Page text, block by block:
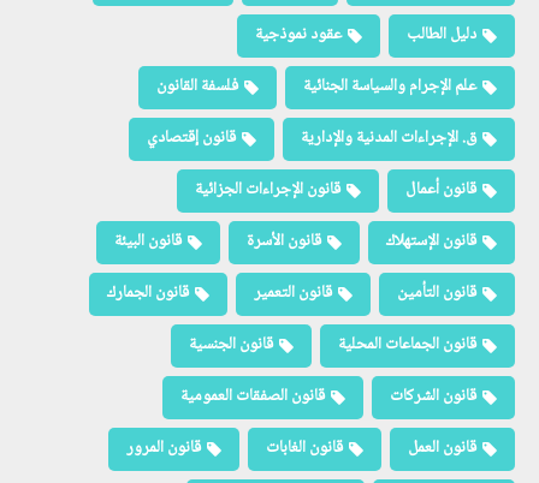
دليل الطالب
عقود نموذجية
علم الإجرام والسياسة الجنائية
فلسفة القانون
ق. الإجراءات المدنية والإدارية
قانون إقتصادي
قانون أعمال
قانون الإجراءات الجزائية
قانون الإستهلاك
قانون الأسرة
قانون البيئة
قانون التأمين
قانون التعمير
قانون الجمارك
قانون الجماعات المحلية
قانون الجنسية
قانون الشركات
قانون الصفقات العمومية
قانون العمل
قانون الغابات
قانون المرور